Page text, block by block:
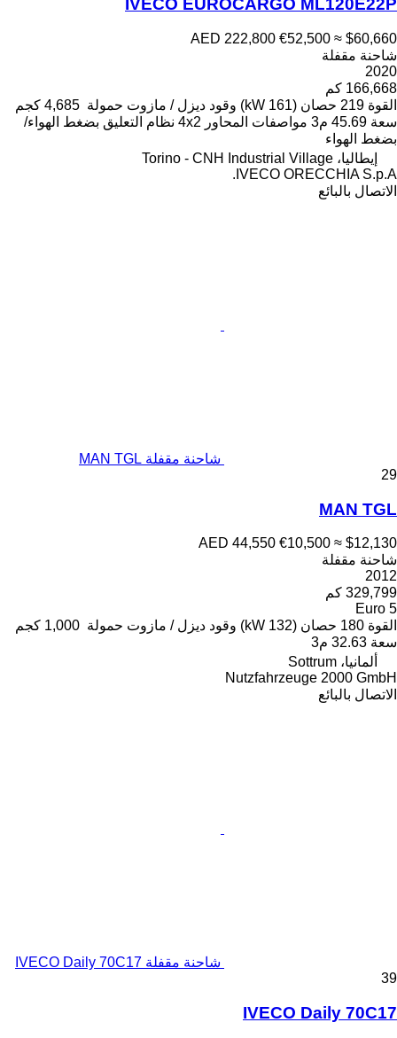
IVECO EUROCARGO ML120E22P
AED 222,800 €52,500 ≈ $60,660
شاحنة مقفلة
2020
166,668 كم
القوة 219 حصان (161 kW) وقود ديزل / مازوت حمولة 4,685 كجم
سعة 45.69 م3 مواصفات المحاور 4x2 نظام التعليق بضغط الهواء/
بضغط الهواء
إيطاليا، Torino - CNH Industrial Village
IVECO ORECCHIA S.p.A.
الاتصال بالبائع
شاحنة مقفلة MAN TGL
29
MAN TGL
AED 44,550 €10,500 ≈ $12,130
شاحنة مقفلة
2012
329,799 كم
Euro 5
القوة 180 حصان (132 kW) وقود ديزل / مازوت حمولة 1,000 كجم
سعة 32.63 م3
ألمانيا، Sottrum
Nutzfahrzeuge 2000 GmbH
الاتصال بالبائع
شاحنة مقفلة IVECO Daily 70C17
39
IVECO Daily 70C17